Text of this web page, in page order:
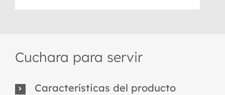
Cuchara para servir
Características del producto